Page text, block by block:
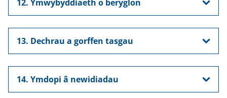
12. Ymwybyddiaeth o beryglon
13. Dechrau a gorffen tasgau
14. Ymdopi â newidiadau